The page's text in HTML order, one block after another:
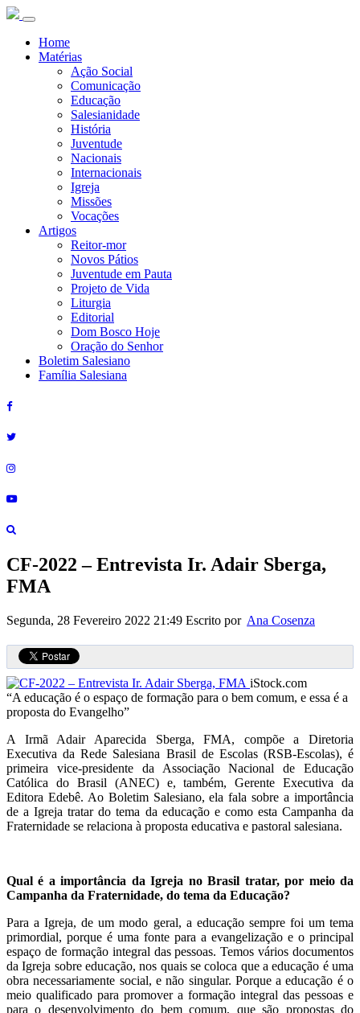
Home
Matérias
Ação Social
Comunicação
Educação
Salesianidade
História
Juventude
Nacionais
Internacionais
Igreja
Missões
Vocações
Artigos
Reitor-mor
Novos Pátios
Juventude em Pauta
Projeto de Vida
Liturgia
Editorial
Dom Bosco Hoje
Oração do Senhor
Boletim Salesiano
Família Salesiana
CF-2022 – Entrevista Ir. Adair Sberga,
FMA
Segunda, 28 Fevereiro 2022 21:49 Escrito por Ana Cosenza
iStock.com
“A educação é o espaço de formação para o bem comum, e essa é a
proposta do Evangelho”
A Irmã Adair Aparecida Sberga, FMA, compõe a Diretoria
Executiva da Rede Salesiana Brasil de Escolas (RSB-Escolas), é
primeira vice-presidente da Associação Nacional de Educação
Católica do Brasil (ANEC) e, também, Gerente Executiva da
Editora Edebê. Ao Boletim Salesiano, ela fala sobre a importância
de a Igreja tratar do tema da educação e como esta Campanha da
Fraternidade se relaciona à proposta educativa e pastoral salesiana.
Qual é a importância da Igreja no Brasil tratar, por meio da
Campanha da Fraternidade, do tema da Educação?
Para a Igreja, de um modo geral, a educação sempre foi um tema
primordial, porque é uma fonte para a evangelização e o principal
espaço de formação integral das pessoas. Temos vários documentos
da Igreja sobre educação, nos quais se coloca que a educação é uma
obra necessariamente social, e não singular. Porque a educação é o
meio qualificado para promover a formação integral das pessoas e
para o desenvolvimento do bem comum, que são propostas do